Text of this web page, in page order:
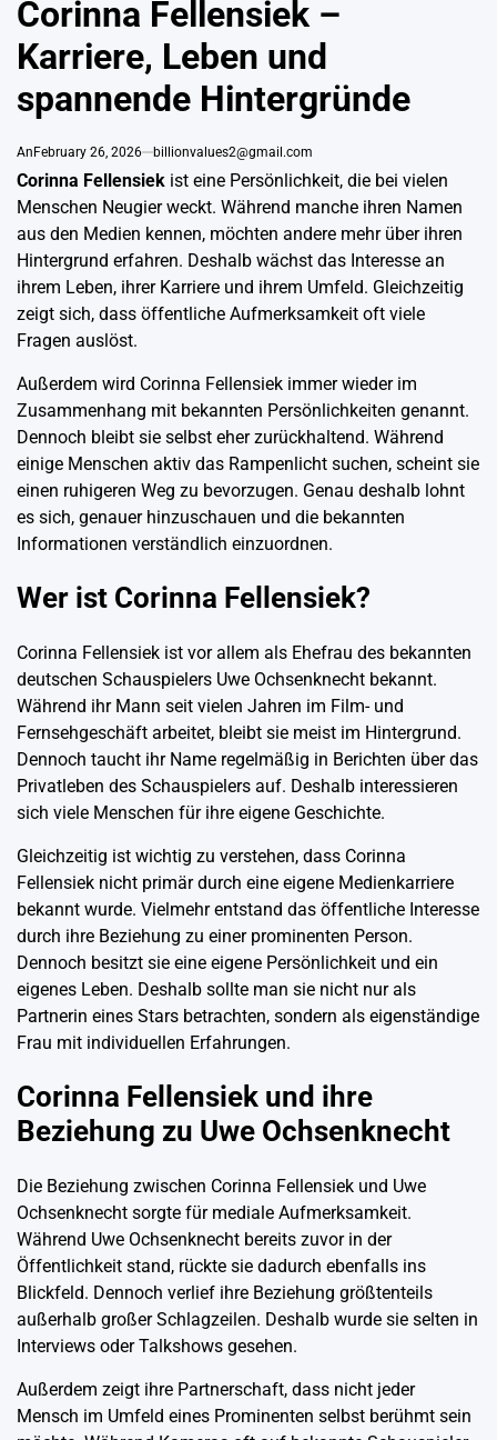
Corinna Fellensiek –
Karriere, Leben und
spannende Hintergründe
AnFebruary 26, 2026 billionvalues2@gmail.com
Corinna Fellensiek ist eine Persönlichkeit, die bei vielen
Menschen Neugier weckt. Während manche ihren Namen
aus den Medien kennen, möchten andere mehr über ihren
Hintergrund erfahren. Deshalb wächst das Interesse an
ihrem Leben, ihrer Karriere und ihrem Umfeld. Gleichzeitig
zeigt sich, dass öffentliche Aufmerksamkeit oft viele
Fragen auslöst.
Außerdem wird Corinna Fellensiek immer wieder im
Zusammenhang mit bekannten Persönlichkeiten genannt.
Dennoch bleibt sie selbst eher zurückhaltend. Während
einige Menschen aktiv das Rampenlicht suchen, scheint sie
einen ruhigeren Weg zu bevorzugen. Genau deshalb lohnt
es sich, genauer hinzuschauen und die bekannten
Informationen verständlich einzuordnen.
Wer ist Corinna Fellensiek?
Corinna Fellensiek ist vor allem als Ehefrau des bekannten
deutschen Schauspielers Uwe Ochsenknecht bekannt.
Während ihr Mann seit vielen Jahren im Film- und
Fernsehgeschäft arbeitet, bleibt sie meist im Hintergrund.
Dennoch taucht ihr Name regelmäßig in Berichten über das
Privatleben des Schauspielers auf. Deshalb interessieren
sich viele Menschen für ihre eigene Geschichte.
Gleichzeitig ist wichtig zu verstehen, dass Corinna
Fellensiek nicht primär durch eine eigene Medienkarriere
bekannt wurde. Vielmehr entstand das öffentliche Interesse
durch ihre Beziehung zu einer prominenten Person.
Dennoch besitzt sie eine eigene Persönlichkeit und ein
eigenes Leben. Deshalb sollte man sie nicht nur als
Partnerin eines Stars betrachten, sondern als eigenständige
Frau mit individuellen Erfahrungen.
Corinna Fellensiek und ihre
Beziehung zu Uwe Ochsenknecht
Die Beziehung zwischen Corinna Fellensiek und Uwe
Ochsenknecht sorgte für mediale Aufmerksamkeit.
Während Uwe Ochsenknecht bereits zuvor in der
Öffentlichkeit stand, rückte sie dadurch ebenfalls ins
Blickfeld. Dennoch verlief ihre Beziehung größtenteils
außerhalb großer Schlagzeilen. Deshalb wurde sie selten in
Interviews oder Talkshows gesehen.
Außerdem zeigt ihre Partnerschaft, dass nicht jeder
Mensch im Umfeld eines Prominenten selbst berühmt sein